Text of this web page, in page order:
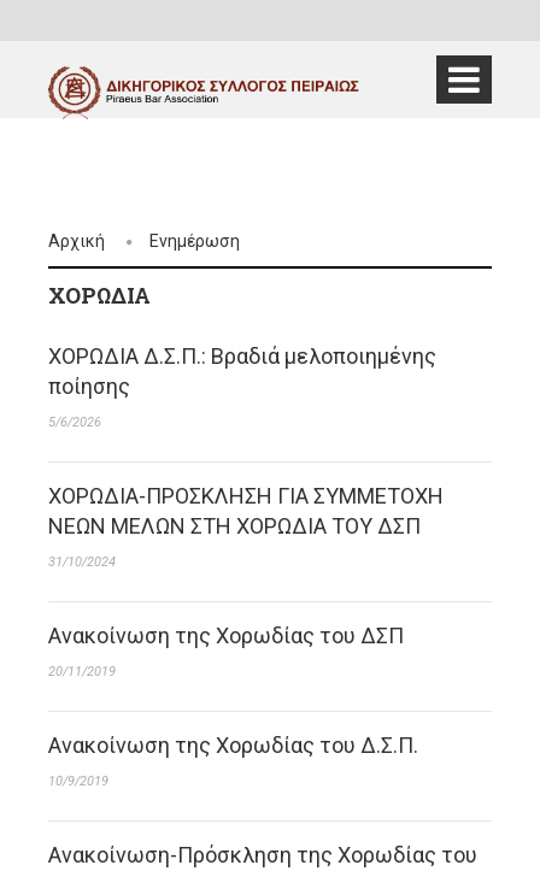
Αρχική Ενημέρωση
ΧΟΡΩΔΊΑ
ΧΟΡΩΔΙΑ Δ.Σ.Π.: Βραδιά μελοποιημένης
ποίησης
5/6/2026
ΧΟΡΩΔΙΑ-ΠΡΟΣΚΛΗΣΗ ΓΙΑ ΣΥΜΜΕΤΟΧΗ
ΝΕΩΝ ΜΕΛΩΝ ΣΤΗ ΧΟΡΩΔΙΑ ΤΟΥ ΔΣΠ
31/10/2024
Ανακοίνωση της Χορωδίας του ΔΣΠ
20/11/2019
Ανακοίνωση της Χορωδίας του Δ.Σ.Π.
10/9/2019
Ανακοίνωση-Πρόσκληση της Χορωδίας του